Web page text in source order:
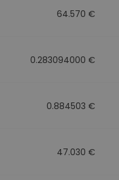
64.570 €
0.283094000 €
0.884503 €
47.030 €